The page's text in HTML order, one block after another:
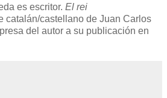
es escritor. El rei
catalán/castellano de Juan Carlos
del autor a su publicación en